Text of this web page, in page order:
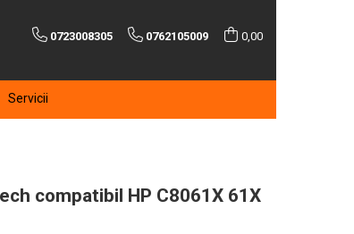
0723008305 0762105009 0,00
Servicii
compatibil HP C8061X 61X